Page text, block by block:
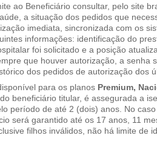
ao Beneficiário consultar, pelo site
a situação dos pedidos que
imediata, sincronizada com os
informações: identificação do
foi solicitado e a posição
que houver autorização, a senha
dos pedidos de autorização dos
para os planos Premium,
beneficiário titular, é assegurada a
período de até 2 (dois) anos. No
será garantido até os 17 anos, 11
filhos inválidos, não há limite de